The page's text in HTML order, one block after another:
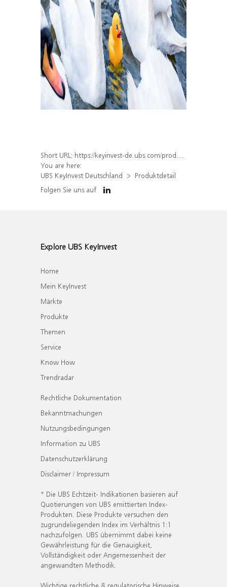
Short URL: https://keyinvest-de.ubs.com/produkt/detail/index/isin/DE000WA8F0J6
You are here:
UBS KeyInvest Deutschland
Produktdetail
Folgen Sie uns auf
Explore UBS KeyInvest
Home
Mein KeyInvest
Märkte
Produkte
Themen
Service
Know How
Trendradar
Rechtliche Dokumentation
Bekanntmachungen
Nutzungsbedingungen
Information zu UBS
Datenschutzerklärung
Disclaimer / Impressum
* Die UBS Echtzeit- Indikationen basieren auf
Quotierungen von UBS emittierten Index-
Produkten. Diese Produkte versuchen den
zugrundeliegenden Index im Verhältnis 1:1
nachzufolgen. UBS übernimmt dabei keine
Gewährleistung für die Genauigkeit,
Vollständigkeit oder Angemessenheit der
angewandten Methodik.